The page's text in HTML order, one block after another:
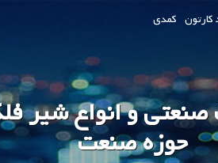
کارتون کمدی
صنعتی و انواع شیر
حوزه صنعت